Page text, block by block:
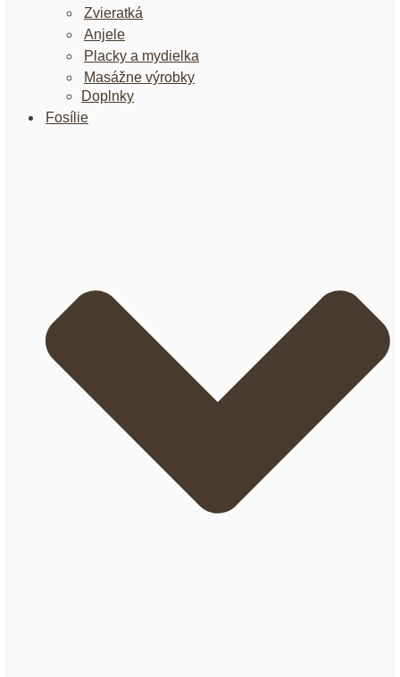
Zvieratká
Anjele
Placky a mydielka
Masážne výrobky
Doplnky
Fosílie